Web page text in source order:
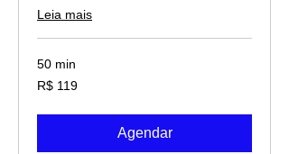
Leia mais
50 min
119
Reais
R$ 119
Agendar